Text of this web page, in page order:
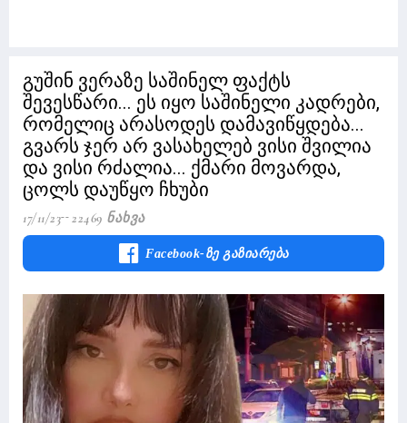
გუშინ ვერაზე საშინელ ფაქტს
შევესწარი... ეს იყო საშინელი კადრები,
რომელიც არასოდეს დამავიწყდება...
გვარს ჯერ არ ვასახელებ ვისი შვილია
და ვისი რძალია... ქმარი მოვარდა,
ცოლს დაუწყო ჩხუბი
17/11/23 22469 Ნახვა
Facebook-Ზე Გაზიარება